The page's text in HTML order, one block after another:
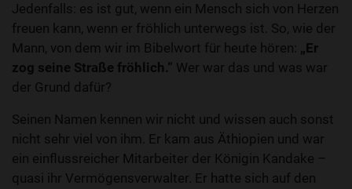
Jedenfalls: es ist gut, wenn ein Mensch sich von Herzen
freuen kann, wenn er fröhlich unterwegs ist. So, wie der
Mann, von dem wir im Bibelwort für heute hören: „Er
zog seine Straße fröhlich.“ Wer war das und was war
der Grund dafür?
Seinen Namen kennen wir nicht und wissen auch sonst
nicht sehr viel von ihm. Er kam aus Äthiopien und war
ein einflussreicher Mitarbeiter der Königin Kandake –
quasi ihr Vermögensverwalter. Er hatte sich auf den